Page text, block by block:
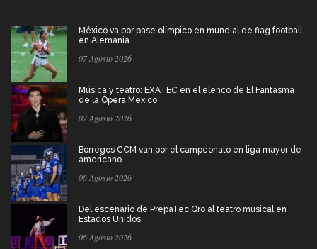
México va por pase olímpico en mundial de flag football
en Alemania
07 Agosto 2026
Música y teatro: EXATEC en el elenco de El Fantasma
de la Ópera Mexico
07 Agosto 2026
Borregos CCM van por el campeonato en liga mayor de
americano
06 Agosto 2026
Del escenario de PrepaTec Qro al teatro musical en
Estados Unidos
06 Agosto 2026